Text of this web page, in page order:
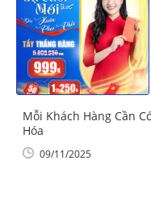
Mỗi Khách Hàng Cần
Hóa
09/11/2025